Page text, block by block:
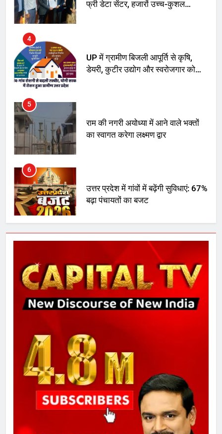
रोजगार सृजन की संभावना
डेयरी, कुटीर उद्योग और स्वरोजगार को
मिला बढ़ावा
का स्वागत करेगा लक्ष्मण द्वार
बढ़ा पंचायतों का बजट
7
गाजा युद्धविराम को लेकर बड़ी खबरें
8
चुनाव से पहले लालू परिवार पर बड़ा झटका,
तय किए
1
SRN अस्पताल का नाम अमर शहीद ठाकुर
रोशन सिंह के नाम पर करने की मांग तेज